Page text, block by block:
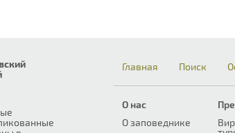
Главная Поиск
О нас
О заповеднике